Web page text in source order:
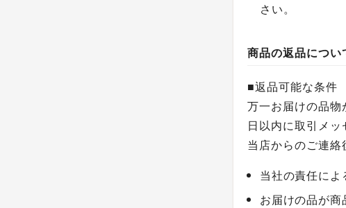
さい。
商品の返品につい
■返品可能な条件
万一お届けの品
日以内に取引メッ
当店からのご連絡
当社の責任に
お届けの品が